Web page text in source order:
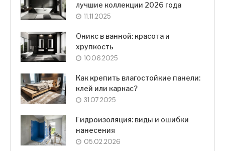
лучшие коллекции 2026 года
11.11.2025
Оникс в ванной: красота и
хрупкость
10.06.2025
Как крепить влагостойкие панели:
клей или каркас?
31.07.2025
Гидроизоляция: виды и ошибки
нанесения
05.02.2026